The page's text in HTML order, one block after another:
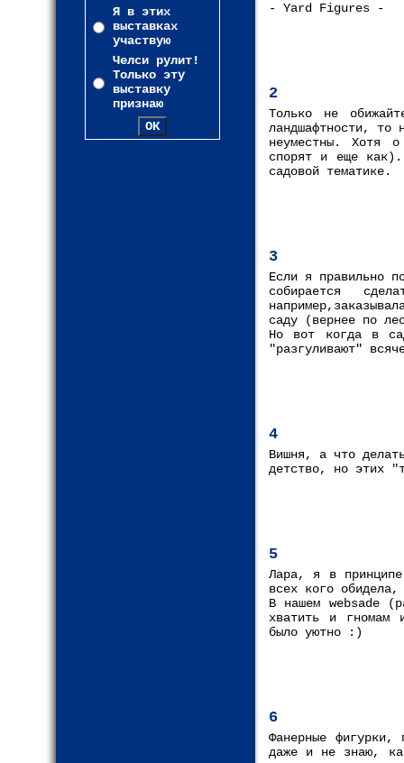
Я в этих
выставках
участвую
Челси рулит!
Только эту
выставку
признаю
- Yard Figures -
2
Только не
ландшафтности, то
неуместны. Хотя
спорят и еще как).
садовой тематике.
3
Если я правильно
собирается
саду (вернее по
Но вот когда в
"разгуливают"
4
Вишня, а что
детство, но этих
5
Лара, я в
всех кого
В нашем websadе
хватить и гномам
было уютно :)
6
Фанерные
даже и не знаю,